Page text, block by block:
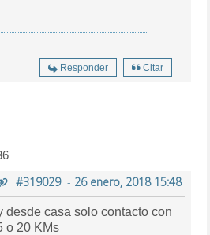
Responder Citar
#319029- 26 enero, 2018 15:48
desde casa solo contacto con
o 20 KMs